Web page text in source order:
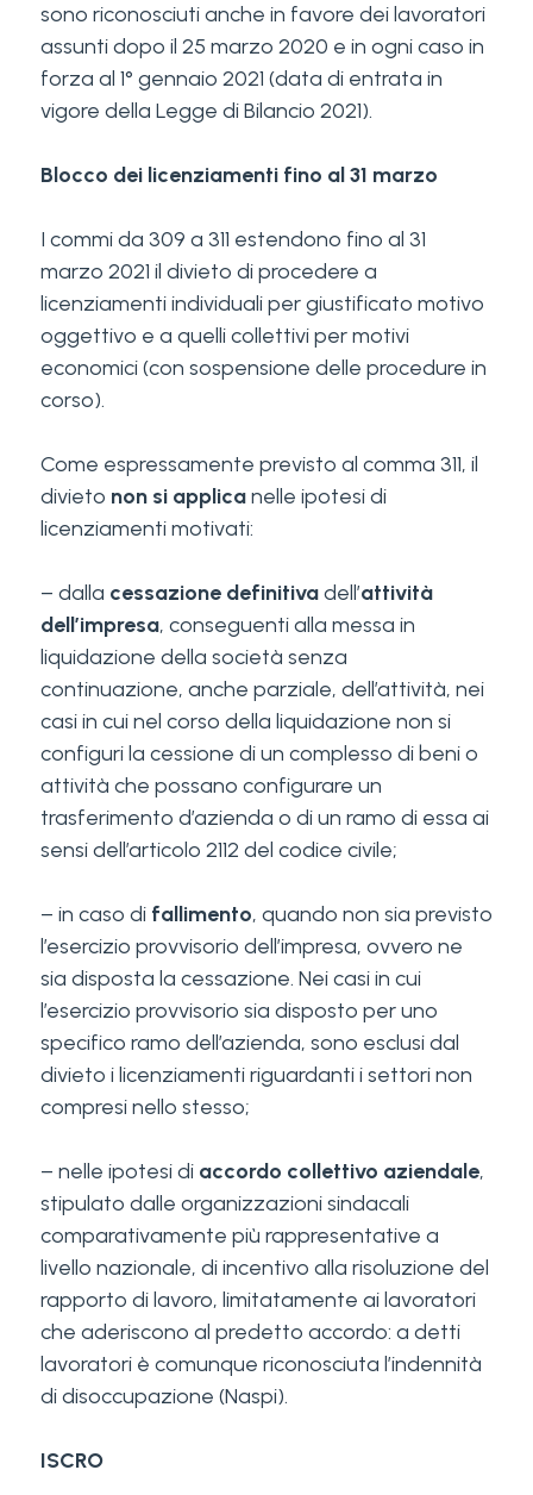
sono riconosciuti anche in favore dei lavoratori
assunti dopo il 25 marzo 2020 e in ogni caso in
forza al 1° gennaio 2021 (data di entrata in
vigore della Legge di Bilancio 2021).
Blocco dei licenziamenti fino al 31 marzo
I commi da 309 a 311 estendono fino al 31
marzo 2021 il divieto di procedere a
licenziamenti individuali per giustificato motivo
oggettivo e a quelli collettivi per motivi
economici (con sospensione delle procedure in
corso).
Come espressamente previsto al comma 311, il
divieto non si applicanelle ipotesi di
licenziamenti motivati:
– dalla cessazione definitivadell’attività
dell’impresa, conseguenti alla messa in
liquidazione della società senza
continuazione, anche parziale, dell’attività, nei
casi in cui nel corso della liquidazione non si
configuri la cessione di un complesso di beni o
attività che possano configurare un
trasferimento d’azienda o di un ramo di essa ai
sensi dell’articolo 2112 del codice civile;
– in caso di fallimento, quando non sia previsto
l’esercizio provvisorio dell’impresa, ovvero ne
sia disposta la cessazione. Nei casi in cui
l’esercizio provvisorio sia disposto per uno
specifico ramo dell’azienda, sono esclusi dal
divieto i licenziamenti riguardanti i settori non
compresi nello stesso;
– nelle ipotesi di accordo collettivo aziendale,
stipulato dalle organizzazioni sindacali
comparativamente più rappresentative a
livello nazionale, di incentivo alla risoluzione del
rapporto di lavoro, limitatamente ai lavoratori
che aderiscono al predetto accordo: a detti
lavoratori è comunque riconosciuta l’indennità
di disoccupazione (Naspi).
ISCRO